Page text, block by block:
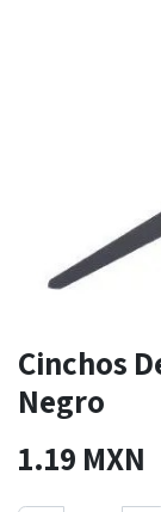
Cinchos
Negro
1.19 MXN